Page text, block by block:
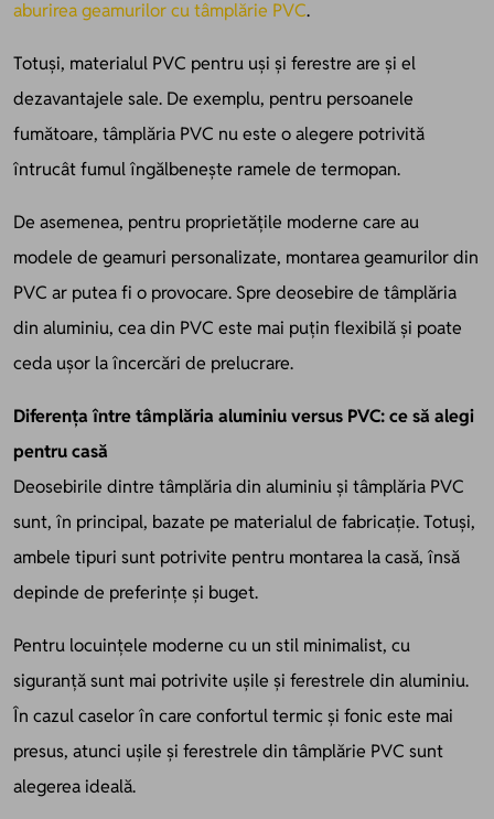
aburirea geamurilor cu tâmplărie PVC.
Totuși, materialul PVC pentru uși și ferestre are și el
dezavantajele sale. De exemplu, pentru persoanele
fumătoare, tâmplăria PVC nu este o alegere potrivită
întrucât fumul îngălbenește ramele de termopan.
De asemenea, pentru proprietățile moderne care au
modele de geamuri personalizate, montarea geamurilor din
PVC ar putea fi o provocare. Spre deosebire de tâmplăria
din aluminiu, cea din PVC este mai puțin flexibilă și poate
ceda ușor la încercări de prelucrare.
Diferența între tâmplăria aluminiu versus PVC: ce să alegi
pentru casă
Deosebirile dintre tâmplăria din aluminiu și tâmplăria PVC
sunt, în principal, bazate pe materialul de fabricație. Totuși,
ambele tipuri sunt potrivite pentru montarea la casă, însă
depinde de preferințe și buget.
Pentru locuințele moderne cu un stil minimalist, cu
siguranță sunt mai potrivite ușile și ferestrele din aluminiu.
În cazul caselor în care confortul termic și fonic este mai
presus, atunci ușile și ferestrele din tâmplărie PVC sunt
alegerea ideală.